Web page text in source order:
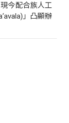
今配合族人工
」凸顯辦